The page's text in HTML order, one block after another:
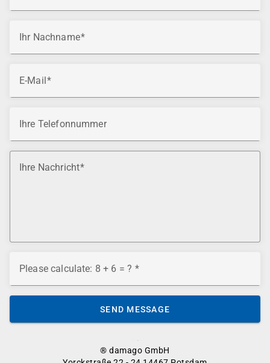
® damago GmbH
Ihr Nachname
E-Mail
Ihre Telefonnummer
Ihre Nachricht
Please calculate: 8 + 6 = ?
SEND MESSAGE